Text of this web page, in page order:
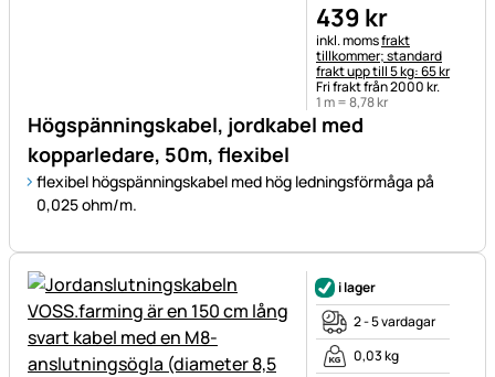
Högspänningskabel, jordkabel med
kopparledare, 50m, flexibel
flexibel högspänningskabel med hög ledningsförmåga på
0,025 ohm/m.
439 kr
Skatteinformation:
inkl. momsfrakt
tillkommer; standard
frakt upp till 5 kg: 65 kr
Fri frakt från 2000 kr.
1 m =8,78kr
i lager
2 - 5 vardagar
0,03 kg